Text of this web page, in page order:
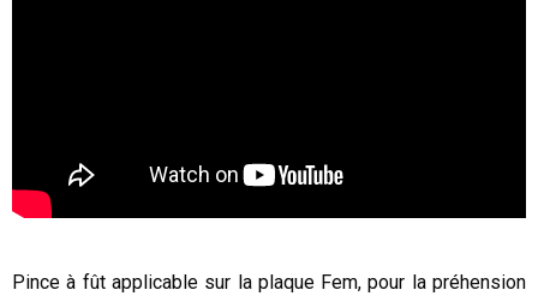
Pince à fût applicable sur la plaque Fem, pour la préhension